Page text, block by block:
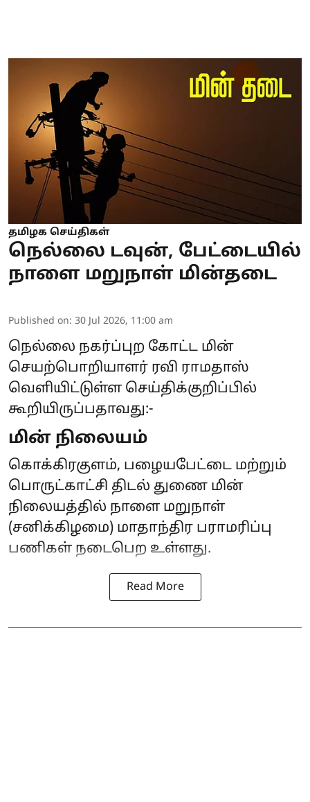
தமிழக செய்திகள்
நெல்லை டவுன், பேட்டையில்
நாளை மறுநாள் மின்தடை
Published on: 30 Jul 2026, 11:00 am
நெல்லை நகர்ப்புற கோட்ட மின்
செயற்பொறியாளர் ரவி ராமதாஸ்
வெளியிட்டுள்ள செய்திக்குறிப்பில்
கூறியிருப்பதாவது:-
மின் நிலையம்
கொக்கிரகுளம், பழையபேட்டை மற்றும்
பொருட்காட்சி திடல் துணை மின்
நிலையத்தில் நாளை மறுநாள்
(சனிக்கிழமை) மாதாந்திர பராமரிப்பு
பணிகள் நடைபெற உள்ளது.
Read More